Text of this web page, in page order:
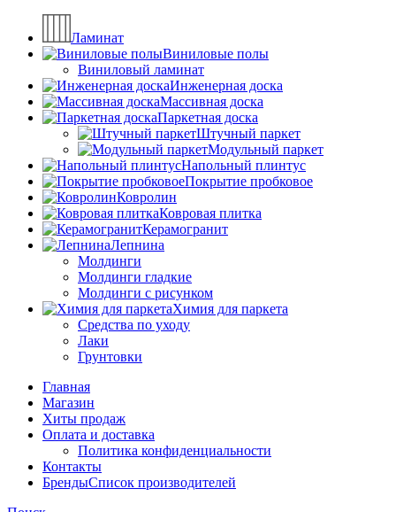
Ламинат
Виниловые полы
Виниловый ламинат
Инженерная доска
Массивная доска
Паркетная доска
Штучный паркет
Модульный паркет
Напольный плинтус
Покрытие пробковое
Ковролин
Ковровая плитка
Керамогранит
Лепнина
Молдинги
Молдинги гладкие
Молдинги с рисунком
Химия для паркета
Средства по уходу
Лаки
Грунтовки
Главная
Магазин
Хиты продаж
Оплата и доставка
Политика конфиденциальности
Контакты
БрендыСписок производителей